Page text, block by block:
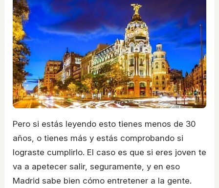
Pero si estás leyendo esto tienes menos de 30
años, o tienes más y estás comprobando si
lograste cumplirlo. El caso es que si eres joven te
va a apetecer salir, seguramente, y en eso
Madrid sabe bien cómo entretener a la gente.